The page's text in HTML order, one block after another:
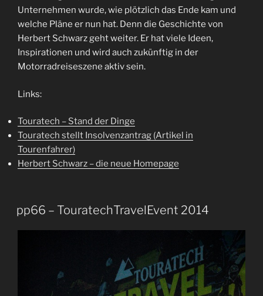
Unternehmen wurde, wie plötzlich das Ende kam und
welche Pläne er nun hat. Denn die Geschichte von
Herbert Schwarz geht weiter. Er hat viele Ideen,
Inspirationen und wird auch zukünftig in der
Motorradreiseszene aktiv sein.
Links:
Touratech – Stand der Dinge
Touratech stellt Insolvenzantrag (Artikel in
Tourenfahrer)
Herbert Schwarz – die neue Homepage
pp66 – TouratechTravelEvent 2014